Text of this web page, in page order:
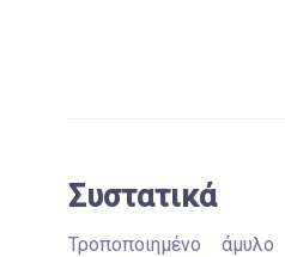
Συστατικά
Τροποποιημένο άμυλο